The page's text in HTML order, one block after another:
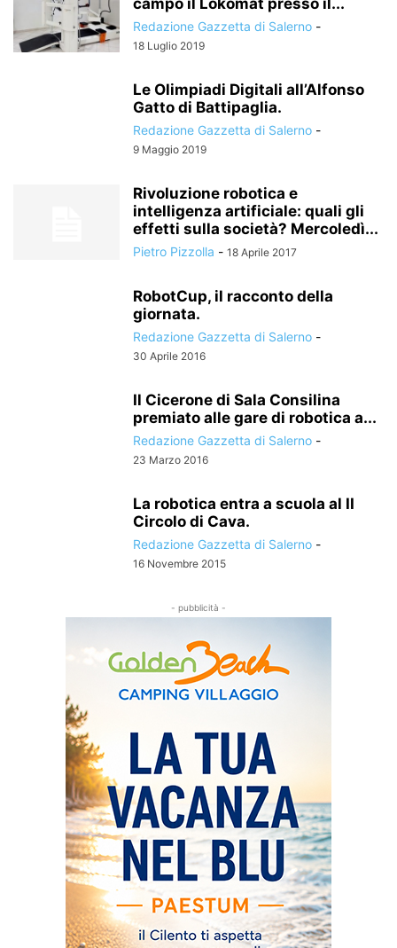
campo il Lokomat presso il...
Redazione Gazzetta di Salerno -
18 Luglio 2019
Le Olimpiadi Digitali all’Alfonso
Gatto di Battipaglia.
Redazione Gazzetta di Salerno -
9 Maggio 2019
Rivoluzione robotica e
intelligenza artificiale: quali gli
effetti sulla società? Mercoledì...
Pietro Pizzolla - 18 Aprile 2017
RobotCup, il racconto della
giornata.
Redazione Gazzetta di Salerno -
30 Aprile 2016
Il Cicerone di Sala Consilina
premiato alle gare di robotica a...
Redazione Gazzetta di Salerno -
23 Marzo 2016
La robotica entra a scuola al II
Circolo di Cava.
Redazione Gazzetta di Salerno -
16 Novembre 2015
- pubblicità -